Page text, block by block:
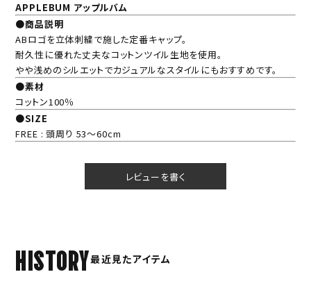
APPLEBUM アップルバム
●商品説明
ABロゴを立体刺繍で施した定番キャップ。
耐久性に優れた丈夫なコットンツイル生地を使用。
やや浅めのシルエットでカジュアルなスタイルにもおすすめです。
●素材
コットン100％
●SIZE
FREE : 頭周り 53～60cm
レビューを書く
HISTORY最近見たアイテム